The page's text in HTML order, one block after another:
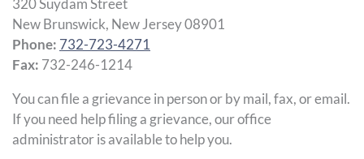
320 Suydam Street
New Brunswick, New Jersey 08901
Phone: 732-723-4271
Fax: 732-246-1214
You can file a grievance in person or by mail, fax, or email.
If you need help filing a grievance, our office
administrator is available to help you.